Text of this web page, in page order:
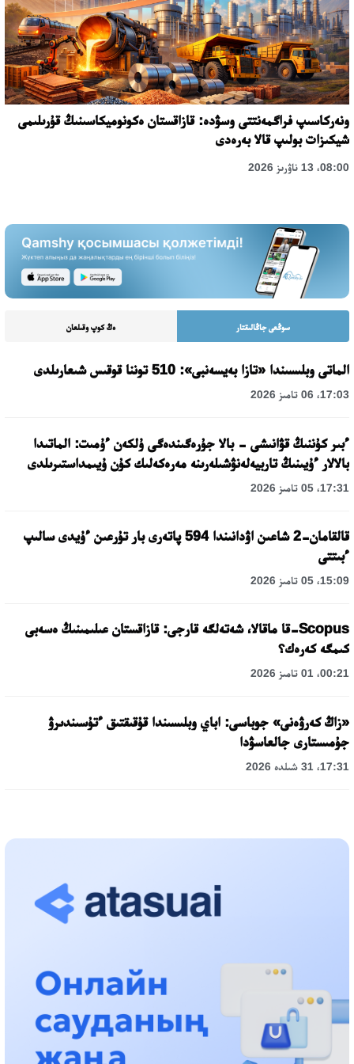
ونەركاسىپ فراگمەنتتى وسۋدە: قازاقستان ەكونوميكاسىنىڭ قۇرىلىمى
شيكىزات بولىپ قالا بەرەدى
08:00، 13 ناۋرىز 2026
سوڭعى جاڭالىقتار ەڭ كوپ وقىلعان
الماتى وبلىسىندا «تازا بەيسەنبى»: 510 توننا قوقىس شىعارىلدى
17:03، 06 تامىز 2026
ءبىر كۇننىڭ قۋانىشى - بالا جۇرەگىندەگى ۇلكەن ءۇمىت: الماتىدا
بالالار ءۇيىنىڭ تاربيەلەنۋشىلەرىنە مەرەكەلىك كۇن ۇيىمداستىرىلدى
17:31، 05 تامىز 2026
قالقامان-2 شاعىن اۋدانىندا 594 پاتەرى بار تۇرعىن ءۇيدى سالىپ
ءبىتتى
15:09، 05 تامىز 2026
Scopus-قا ماقالا، شەتەلگە قارجى: قازاقستان عىلىمىنىڭ ەسەبى
كىمگە كەرەك؟
00:21، 01 تامىز 2026
«زاڭ كەرۋەنى» جوباسى: اباي وبلىسىندا قۇقىقتىق ءتۇسىندىرۋ
جۇمىستارى جالعاسۋدا
17:31، 31 شىلدە 2026
جوسپارلانۋدا
اسحات اسىلبەكوۆ: كۇشتى بيلىككە كۇشتى تۇلعالار كەرەك!
ابزال دوستيار: دۋمان مۇحامەتكارىمدى الماتى تۇرمەسىنە اۋىستىرۋى
مۇمكىن
16:15، 27 شىلدە 2026